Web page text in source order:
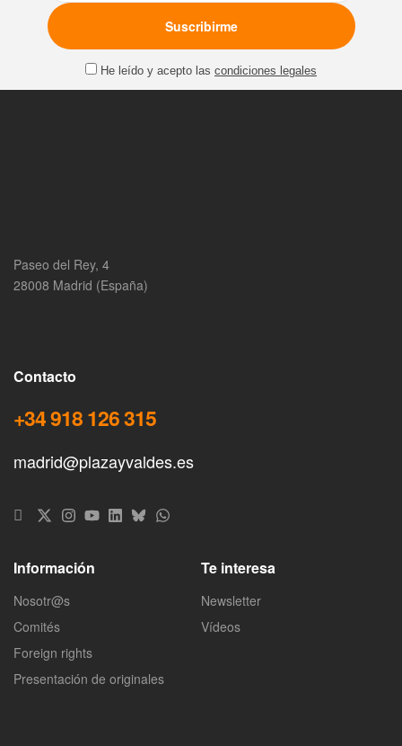
He leído y acepto las condiciones legales
Paseo del Rey, 4
28008 Madrid (España)
Contacto
+34 918 126 315
madrid@plazayvaldes.es
Información
Nosotr@s
Comités
Foreign rights
Presentación de originales
Te interesa
Newsletter
Vídeos